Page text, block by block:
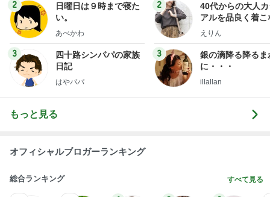
2
日曜日は９時まで寝た
い。
あべかわ
3
四十路シンパパの家族
日記
はやパパ
2
40代からの大人
アルを品良く着こ
ファッションブロ
えりん
3
銀の滴降る降るま
に・・・
illallan
もっと見る
オフィシャルブロガーランキング
総合ランキング すべて見る